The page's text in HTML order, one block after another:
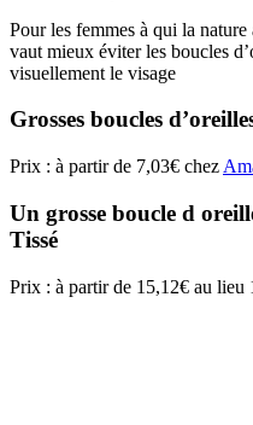
Pour les femmes à qui la
vaut mieux éviter les boucles
visuellement le visage
Grosses boucles
Prix : à partir de 7,03€ chez
Un grosse boucle d
Tissé
Prix : à partir de 15,12€ au lieu